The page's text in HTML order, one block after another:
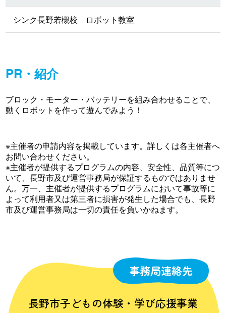
シンク長野若槻校 ロボット教室
PR・紹介
ブロック・モーター・バッテリーを組み合わせることで、
動くロボットを作って遊んでみよう！
※主催者の申請内容を掲載しています。詳しくは各主催者へ
お問い合わせください。
※主催者が提供するプログラムの内容、安全性、品質等につ
いて、長野市及び運営事務局が保証するものではありませ
ん。万一、主催者が提供するプログラムにおいて事故等に
よって利用者又は第三者に損害が発生した場合でも、長野
市及び運営事務局は一切の責任を負いかねます。
事務局連絡先
長野市子どもの体験・学び応援事業